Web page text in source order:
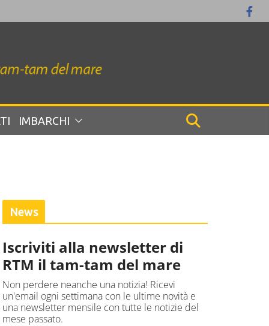
IMBARCHI
News
Iscriviti alla newsletter di
RTM il tam-tam del mare
Non perdere neanche una notizia! Ricevi
un'email ogni settimana con le ultime novità e
una newsletter mensile con tutte le notizie del
mese passato.